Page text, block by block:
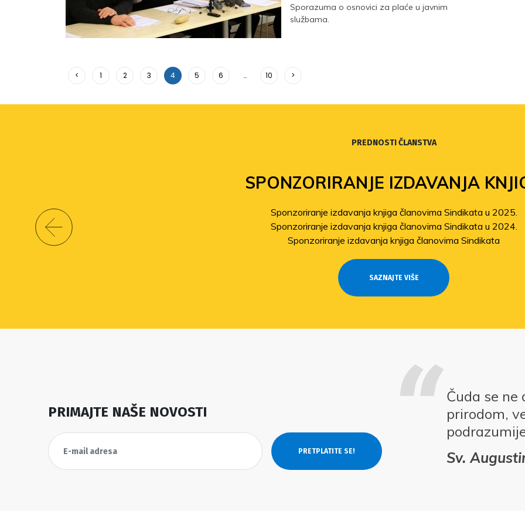
Sporazuma o osnovici za plaće u javnim
službama.
< 1 2 3 4 5 6 … 10 >
PREDNOSTI ČLANSTVA
SPONZORIRANJE IZDAVANJA
Sponzoriranje izdavanja knjiga članovima Sindikata u 2025.
Sponzoriranje izdavanja knjiga članovima Sindikata u 2024.
Sponzoriranje izdavanja knjiga članovima Sindikata
SAZNAJTE VIŠE
PRIMAJTE NAŠE NOVOSTI
Čuda se
prirodom,
Sv.